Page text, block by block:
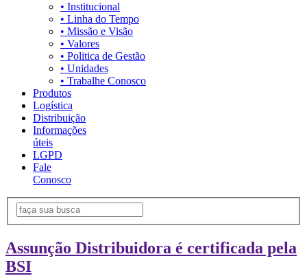
• Institucional
• Linha do Tempo
• Missão e Visão
• Valores
• Politica de Gestão
• Unidades
• Trabalhe Conosco
Produtos
Logística
Distribuição
Informações
úteis
LGPD
Fale
Conosco
Assunção Distribuidora é certificada pela
BSI